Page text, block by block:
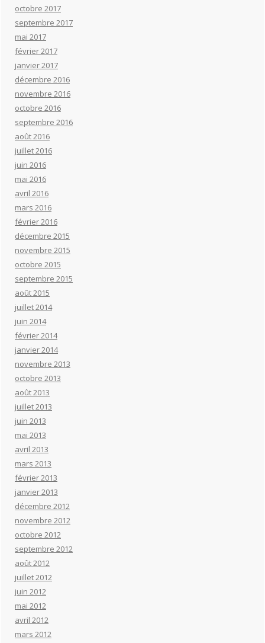
octobre 2017
septembre 2017
mai 2017
février 2017
janvier 2017
décembre 2016
novembre 2016
octobre 2016
septembre 2016
août 2016
juillet 2016
juin 2016
mai 2016
avril 2016
mars 2016
février 2016
décembre 2015
novembre 2015
octobre 2015
septembre 2015
août 2015
juillet 2014
juin 2014
février 2014
janvier 2014
novembre 2013
octobre 2013
août 2013
juillet 2013
juin 2013
mai 2013
avril 2013
mars 2013
février 2013
janvier 2013
décembre 2012
novembre 2012
octobre 2012
septembre 2012
août 2012
juillet 2012
juin 2012
mai 2012
avril 2012
mars 2012